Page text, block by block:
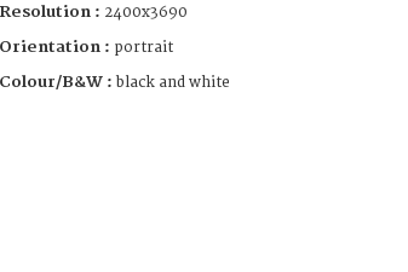
Resolution : 2400x3690
Orientation : portrait
Colour/B&W : black and white